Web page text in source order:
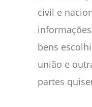
civil e
bens
união e
partes